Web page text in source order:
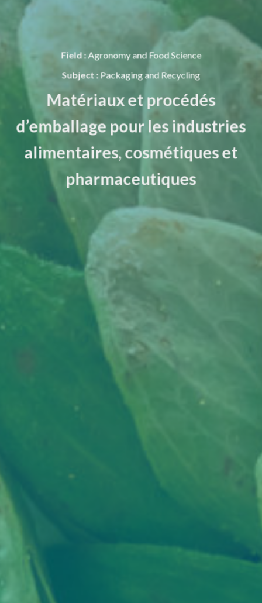
Field :Agronomy and Food Science
Subject : Packaging and Recycling
Matériaux et procédés
d’emballage pour les industries
alimentaires, cosmétiques et
pharmaceutiques